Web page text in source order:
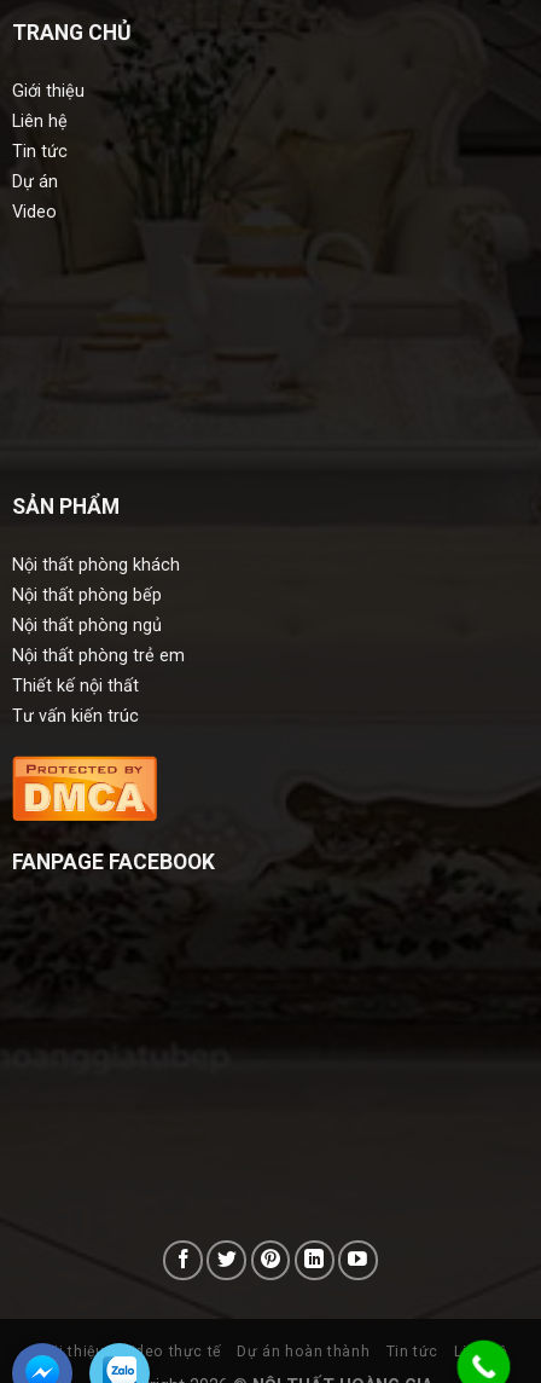
TRANG CHỦ
Giới thiệu
Liên hệ
Tin tức
Dự án
Video
SẢN PHẨM
Nội thất phòng khách
Nội thất phòng bếp
Nội thất phòng ngủ
Nội thất phòng trẻ em
Thiết kế nội thất
Tư vấn kiến trúc
FANPAGE FACEBOOK
Giới thiệu Video thực tế Dự án hoàn thành Tin tức Liên hệ